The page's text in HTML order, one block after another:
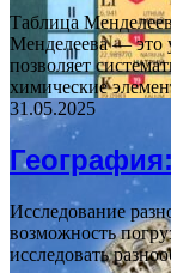
Таблица
Менделеева — это
позволяет
химические
31.05.2025
Исследование
возможность
исследовать